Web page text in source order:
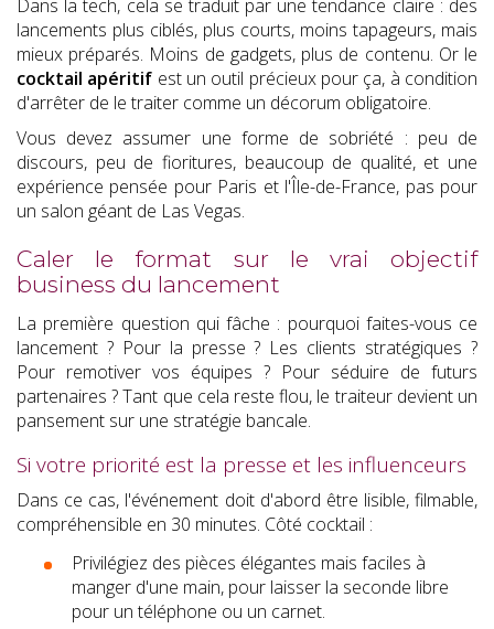
Dans la tech, cela se traduit par une tendance claire : des
lancements plus ciblés, plus courts, moins tapageurs, mais
mieux préparés. Moins de gadgets, plus de contenu. Or le
cocktail apéritif est un outil précieux pour ça, à condition
d'arrêter de le traiter comme un décorum obligatoire.
Vous devez assumer une forme de sobriété : peu de
discours, peu de fioritures, beaucoup de qualité, et une
expérience pensée pour Paris et l'Île-de-France, pas pour
un salon géant de Las Vegas.
Caler le format sur le vrai objectif
business du lancement
La première question qui fâche : pourquoi faites-vous ce
lancement ? Pour la presse ? Les clients stratégiques ?
Pour remotiver vos équipes ? Pour séduire de futurs
partenaires ? Tant que cela reste flou, le traiteur devient un
pansement sur une stratégie bancale.
Si votre priorité est la presse et les influenceurs
Dans ce cas, l'événement doit d'abord être lisible, filmable,
compréhensible en 30 minutes. Côté cocktail :
Privilégiez des pièces élégantes mais faciles à
manger d'une main, pour laisser la seconde libre
pour un téléphone ou un carnet.